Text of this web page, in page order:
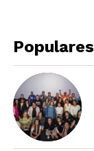
Populares